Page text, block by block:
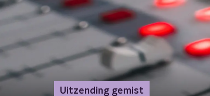
Uitzending gemist